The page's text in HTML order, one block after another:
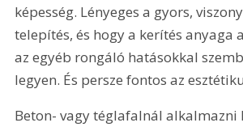
képesség. Lényeges a gyors,
telepítés, és hogy a kerítés anyaga
az egyéb rongáló hatásokkal
legyen. És persze fontos az
Beton- vagy téglafalnál alkalmazni